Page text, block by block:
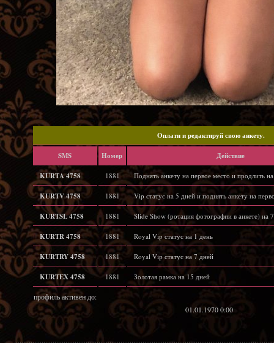
Oплати и редактируй свою анкету.
SMS Hомер Действие
KURTA 4758 1881 Поднять анкету на первое место и продлить
KURTV 4758 1881 Vip статус на 5 дней и поднять анкету на
KURTSL 4758 1881 Slide Show (ротация фотографии в анкете) на
KURTR 4758 1881 Royal Vip статус на 1 день
KURTRY 4758 1881 Royal Vip статус на 7 дней
KURTEX 4758 1881 Золотая рамка на 15 дней
профиль активен до:
01.01.1970 0:00